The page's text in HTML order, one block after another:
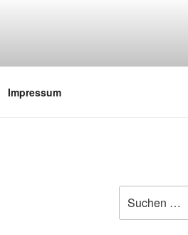
Impressum
nach: